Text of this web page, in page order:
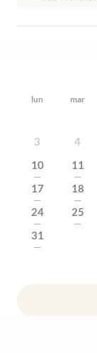
lun mar
3
4
10
---
11
---
17
---
18
---
24
---
25
---
31
---